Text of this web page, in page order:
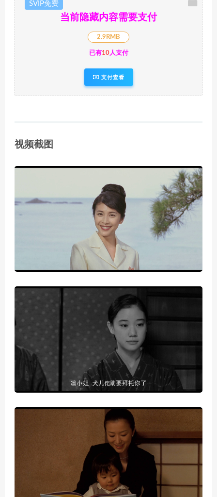
SVIP免费
当前隐藏内容需要支付
2.9RMB
已有10人支付
支付查看
视频截图